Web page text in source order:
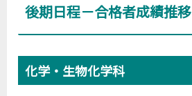
後期日程－合格者成績推移
化学・生物化学科